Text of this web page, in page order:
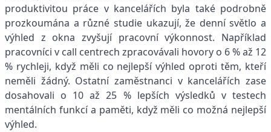
produktivitou práce v kancelářích byla také podrobně
prozkoumána a různé studie ukazují, že denní světlo a
výhled z okna zvyšují pracovní výkonnost. Například
pracovníci v call centrech zpracovávali hovory o 6 % až 12
% rychleji, když měli co nejlepší výhled oproti těm, kteří
neměli žádný. Ostatní zaměstnanci v kancelářích zase
dosahovali o 10 až 25 % lepších výsledků v testech
mentálních funkcí a paměti, když měli co možná nejlepší
výhled.